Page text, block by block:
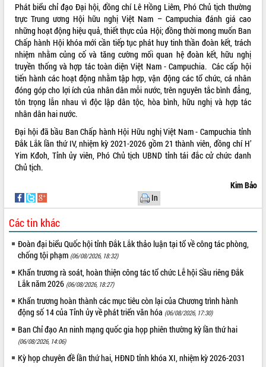
Lắk
Khơi thông điểm nghẽn, đẩy nhanh
giải ngân vốn khắc phục thiên tai
HĐND tỉnh thông qua điều chỉnh Quy
hoạch tỉnh thời kỳ 2021-2030
Hội thảo góp ý hồ sơ điều chỉnh quy
hoạch tỉnh Đắk Lắk thời kỳ 2021-2030,
tầm nhìn đến năm 2050
Nâng cao hiệu quả hoạt động của các
doanh nghiệp nhà nước
Hội nghị triển khai kết nối mạng
truyền số liệu chuyên dùng phục vụ cơ
quan Đảng, Nhà nước
tay làm sạch môi trường
Xã Ea Kar bước chuyển mình trong
công tác cải cách hành chính mô hình
mới
UBND tỉnh họp báo định kỳ tháng 4
năm 2026
Hội thảo khoa học “Giải pháp thúc đẩy
phát triển nền kinh tế xanh tại tỉnh
Đắk Lắk”
Tăng cường giám sát, đôn đốc thực
hiện nhiệm vụ quản lý tài sản công
hàng tuần
Tháo gỡ những vướng mắc, đẩy mạnh
công tác cải cách thủ tục hành chính
Phát biểu chỉ đạo Đại hội, đồng chí Lê Hồng Liêm, Phó Chủ tịch thường
trực Trung ương Hội hữu nghị Việt Nam – Campuchia đánh giá cao
những hoạt động hiệu quả, thiết thực của Hội; đồng thời mong muốn Ban
Chấp hành Hội khóa mới cần tiếp tục phát huy tinh thần đoàn kết, trách
nhiệm nhằm củng cố và tăng cường mối quan hệ đoàn kết, hữu nghị
truyền thống và hợp tác toàn diện Việt Nam - Campuchia. Các cấp hội
tiến hành các hoạt động nhằm tập hợp, vận động các tổ chức, cá nhân
đóng góp cho lợi ích của nhân dân mỗi nước, trên nguyên tắc bình đẳng,
tôn trọng lẫn nhau vì độc lập dân tộc, hòa bình, hữu nghị và hợp tác
nhân dân hai nước.
Đại hội đã bầu Ban Chấp hành Hội Hữu nghị Việt Nam - Campuchia tỉnh
Đắk Lắk lần thứ IV, nhiệm kỳ 2021-2026 gồm 21 thành viên, đồng chí H’
Yim Kđoh, Tỉnh ủy viên, Phó Chủ tịch UBND tỉnh tái đắc cử chức danh
Chủ tịch.
Kim Bảo
In
Các tin khác
Đoàn đại biểu Quốc hội tỉnh Đắk Lắk thảo luận tại tổ về công tác phòng,
chống tội phạm (06/08/2026, 18:32)
Khẩn trương rà soát, hoàn thiện công tác tổ chức Lễ hội Sầu riêng Đắk
Lắk năm 2026 (06/08/2026, 18:27)
Khẩn trương hoàn thành các mục tiêu còn lại của Chương trình hành
động số 14 của Tỉnh ủy về phát triển văn hóa (06/08/2026, 17:30)
Ban Chỉ đạo An ninh mạng quốc gia họp phiên thường kỳ lần thứ hai
(06/08/2026, 14:06)
Kỳ họp chuyên đề lần thứ hai, HĐND tỉnh khóa XI, nhiệm kỳ 2026-2031